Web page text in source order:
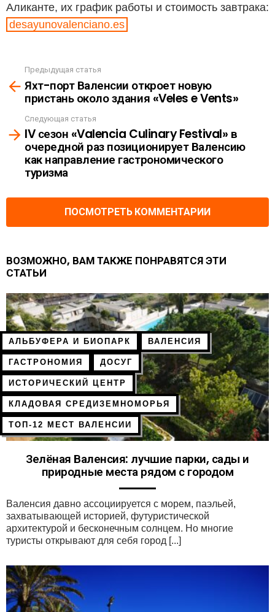
Аликанте, их график работы и стоимость завтрака:
desayunovalenciano.es
See
more
Предыдущая статья
Яхт-порт Валенсии откроет новую
пристань около здания «Veles e Vents»
Следующая статья
IV сезон «Valencia Culinary Festival» в
очередной раз позиционирует Валенсию
как направление гастрономического
туризма
ПОСМОТРЕТЬ КОММЕНТАРИИ
ВОЗМОЖНО, ВАМ ТАКЖЕ ПОНРАВЯТСЯ ЭТИ
СТАТЬИ
АЛЬБУФЕРА И БИОПАРК ВАЛЕНСИЯ
ГАСТРОНОМИЯ ДОСУГ
ИСТОРИЧЕСКИЙ ЦЕНТР
КЛАДОВАЯ СРЕДИЗЕМНОМОРЬЯ
ТОП-12 МЕСТ ВАЛЕНСИИ
Зелёная Валенсия: лучшие парки, сады и
природные места рядом с городом
Валенсия давно ассоциируется с морем, паэльей,
захватывающей историей, футуристической
архитектурой и бесконечным солнцем. Но многие
туристы открывают для себя город [...]